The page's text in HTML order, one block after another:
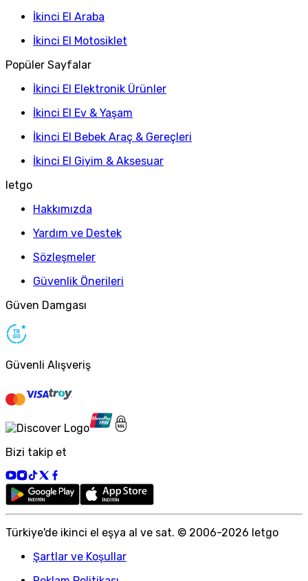
İkinci El Araba
İkinci El Motosiklet
Popüler Sayfalar
İkinci El Elektronik Ürünler
İkinci El Ev & Yaşam
İkinci El Bebek Araç & Gereçleri
İkinci El Giyim & Aksesuar
letgo
Hakkımızda
Yardım ve Destek
Sözleşmeler
Güvenlik Önerileri
Güven Damgası
Güvenli Alışveriş
Bizi takip et
Türkiye'de ikinci el eşya al ve sat. © 2006-2026 letgo
Şartlar ve Koşullar